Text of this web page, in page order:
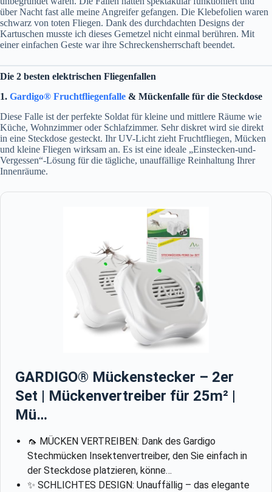
über Nacht fast alle meine Angreifer gefangen. Die Klebefolien waren
schwarz von toten Fliegen. Dank des durchdachten Designs der
Kartuschen musste ich dieses Gemetzel nicht einmal berühren. Mit
einer einfachen Geste war ihre Schreckensherrschaft beendet.
Die 2 besten elektrischen Fliegenfallen
1. Gardigo® Fruchtfliegenfalle & Mückenfalle für die Steckdose
Diese Falle ist der perfekte Soldat für kleine und mittlere Räume wie
Küche, Wohnzimmer oder Schlafzimmer. Sehr diskret wird sie direkt
in eine Steckdose gesteckt. Ihr UV-Licht zieht Fruchtfliegen, Mücken
und kleine Fliegen wirksam an. Es ist eine ideale „Einstecken-und-
Vergessen“-Lösung für die tägliche, unauffällige Reinhaltung Ihrer
Innenräume.
GARDIGO® Mückenstecker – 2er
Set | Mückenvertreiber für 25m² |
Mü…
🦟 MÜCKEN VERTREIBEN: Dank des Gardigo
Stechmücken Insektenvertreiber, den Sie einfach in
der Steckdose platzieren, könne…
✨ SCHLICHTES DESIGN: Unauffällig – das elegante